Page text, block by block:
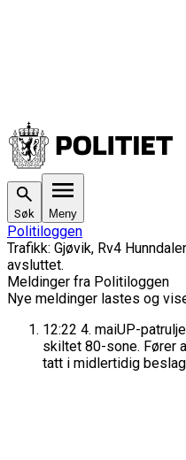
Søk Meny
Politiloggen
Trafikk: Gjøvik, Rv4
avsluttet.
Meldinger fra Politiloggen
Nye meldinger lastes og
12:22 4. maiUP-
skiltet 80-sone. Fører
tatt i midlertidig